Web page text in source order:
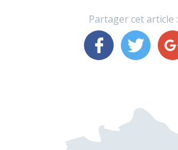
Partager cet article :